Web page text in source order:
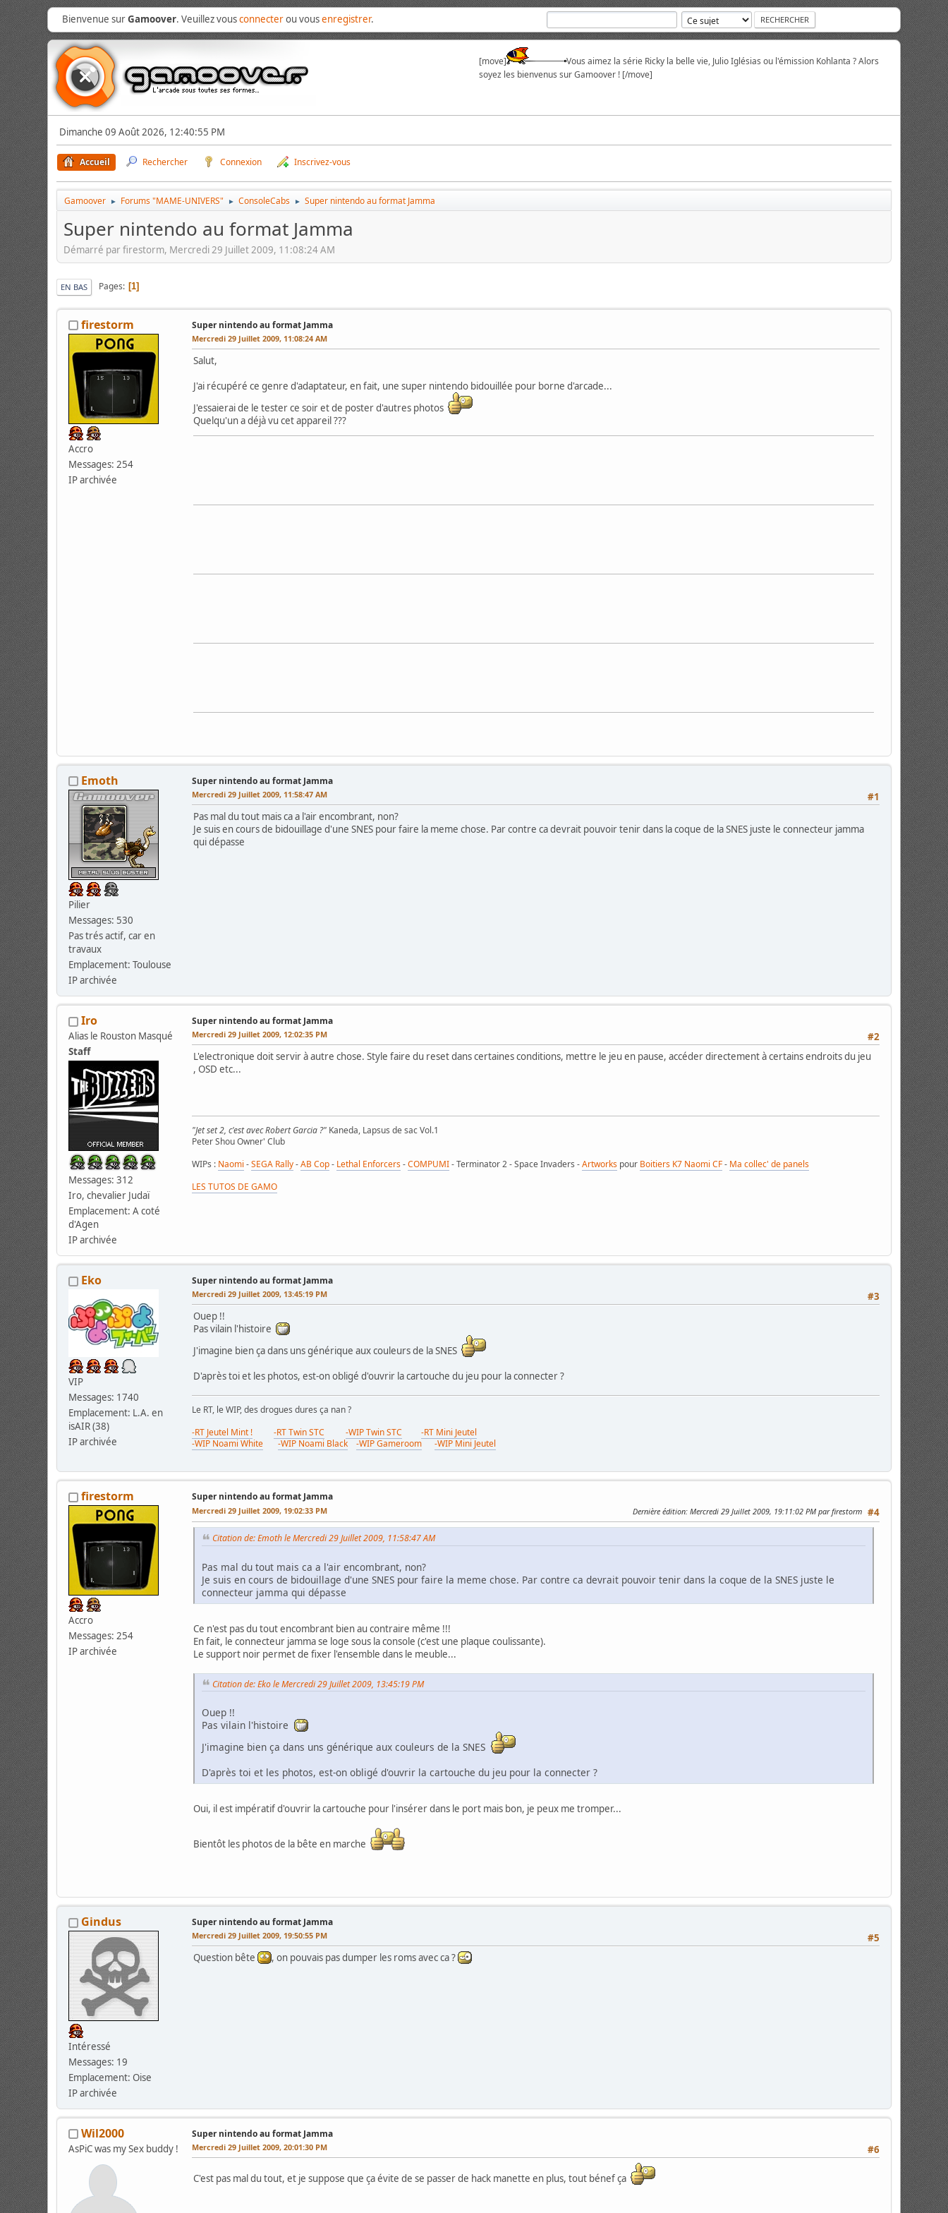
Bienvenue surGamoover. Veuillez vousconnecterou vousenregistrer.
[move]
Vous aimez la série Ricky la belle vie, Julio Iglésias ou l'émission Kohlanta ? Alors
soyez les bienvenus sur Gamoover ! [/move]
Dimanche 09 Août 2026, 12:40:55 PM
Accueil Rechercher Connexion Inscrivez-vous
Gamoover ► Forums "MAME-UNIVERS" ► ConsoleCabs ► Super nintendo au format Jamma
Super nintendo au format Jamma
Démarré par firestorm, Mercredi 29 Juillet 2009, 11:08:24 AM
EN BAS Pages 1
firestorm
Accro
Messages: 254
IP archivée
Super nintendo au format Jamma
Mercredi 29 Juillet 2009, 11:08:24 AM
Salut,
J'ai récupéré ce genre d'adaptateur, en fait, une super nintendo bidouillée pour borne d'arcade...
J'essaierai de le tester ce soir et de poster d'autres photos
Quelqu'un a déjà vu cet appareil ???
Emoth
Pilier
Messages: 530
Pas trés actif, car en
travaux
Emplacement: Toulouse
IP archivée
Super nintendo au format Jamma
#1
Mercredi 29 Juillet 2009, 11:58:47 AM
Pas mal du tout mais ca a l'air encombrant, non?
Je suis en cours de bidouillage d'une SNES pour faire la meme chose. Par contre ca devrait pouvoir tenir dans la coque de la SNES juste le connecteur jamma
qui dépasse
Iro
Alias le Rouston Masqué
Staff
Messages: 312
Iro, chevalier Judaï
Emplacement: A coté
d'Agen
IP archivée
Super nintendo au format Jamma
#2
Mercredi 29 Juillet 2009, 12:02:35 PM
L'electronique doit servir à autre chose. Style faire du reset dans certaines conditions, mettre le jeu en pause, accéder directement à certains endroits du jeu
, OSD etc...
"Jet set 2, c'est avec Robert Garcia ?" Kaneda, Lapsus de sac Vol.1
Peter Shou Owner' Club
WIPs : Naomi -SEGA Rally-AB Cop- Lethal Enforcers-COMPUMI- Terminator 2 - Space Invaders -Artworks pour Boitiers K7 Naomi CF- Ma collec' de panels
LES TUTOS DE GAMO
Eko
VIP
Messages: 1740
Emplacement: L.A. en
isAIR (38)
IP archivée
Super nintendo au format Jamma
#3
Mercredi 29 Juillet 2009, 13:45:19 PM
Ouep !!
Pas vilain l'histoire
J'imagine bien ça dans uns générique aux couleurs de la SNES
D'après toi et les photos, est-on obligé d'ouvrir la cartouche du jeu pour la connecter ?
Le RT, le WIP, des drogues dures ça nan ?
-RT Jeutel Mint !
-RT Twin STC -WIP Twin STC
-RT Mini Jeutel
-WIP Noami White
-WIP Noami Black -WIP Gameroom -WIP Mini Jeutel
firestorm
Accro
Messages: 254
IP archivée
Super nintendo au format Jamma
#4
Mercredi 29 Juillet 2009, 19:02:33 PM Dernière édition: Mercredi 29 Juillet 2009, 19:11:02 PM par firestorm
Citation de: Emoth le Mercredi 29 Juillet 2009, 11:58:47 AM
Pas mal du tout mais ca a l'air encombrant, non?
Je suis en cours de bidouillage d'une SNES pour faire la meme chose. Par contre ca devrait pouvoir tenir dans la coque de la SNES juste le
connecteur jamma qui dépasse
Ce n'est pas du tout encombrant bien au contraire même !!!
En fait, le connecteur jamma se loge sous la console (c'est une plaque coulissante).
Le support noir permet de fixer l'ensemble dans le meuble...
Citation de: Eko le Mercredi 29 Juillet 2009, 13:45:19 PM
Ouep !!
Pas vilain l'histoire
J'imagine bien ça dans uns générique aux couleurs de la SNES
D'après toi et les photos, est-on obligé d'ouvrir la cartouche du jeu pour la connecter ?
Oui, il est impératif d'ouvrir la cartouche pour l'insérer dans le port mais bon, je peux me tromper...
Bientôt les photos de la bête en marche
Gindus
Intéressé
Messages: 19
Emplacement: Oise
IP archivée
Super nintendo au format Jamma
#5
Mercredi 29 Juillet 2009, 19:50:55 PM
Question bête , on pouvais pas dumper les roms avec ca ?
Wil2000
AsPiC was my Sex buddy !
Super nintendo au format Jamma
#6
Mercredi 29 Juillet 2009, 20:01:30 PM
C'est pas mal du tout, et je suppose que ça évite de se passer de hack manette en plus, tout bénef ça